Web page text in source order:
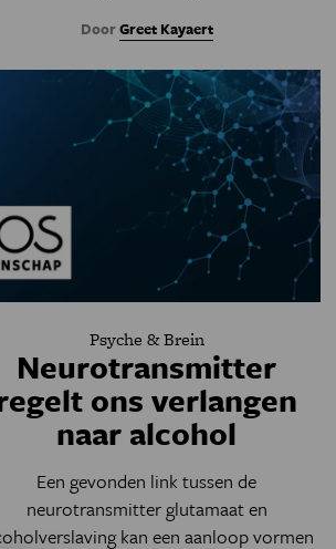
DoorGreet Kayaert
Psyche & Brein
Neurotransmitter
ons verlangen
naar alcohol
Een gevonden link tussen de
neurotransmitter glutamaat en
kan een aanloop vormen